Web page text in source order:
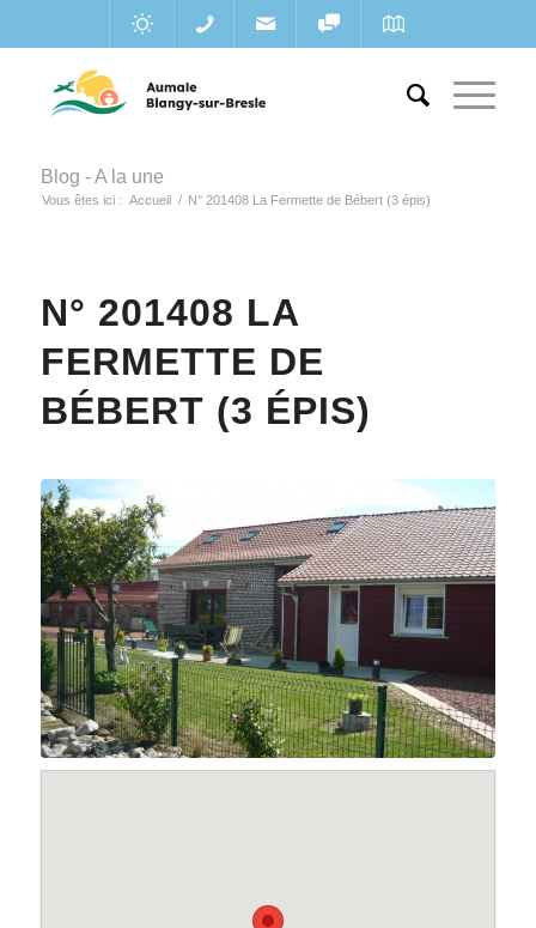
Blog - A la une
Vous êtes ici : Accueil / N° 201408 La Fermette de Bébert (3 épis)
N° 201408 LA
FERMETTE DE
BÉBERT (3 ÉPIS)